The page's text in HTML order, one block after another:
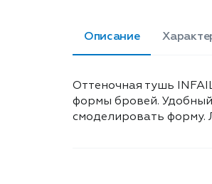
Описание
Оттеночная тушь
формы бровей.
смоделировать форму.